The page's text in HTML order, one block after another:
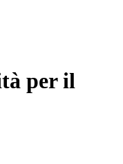
per il